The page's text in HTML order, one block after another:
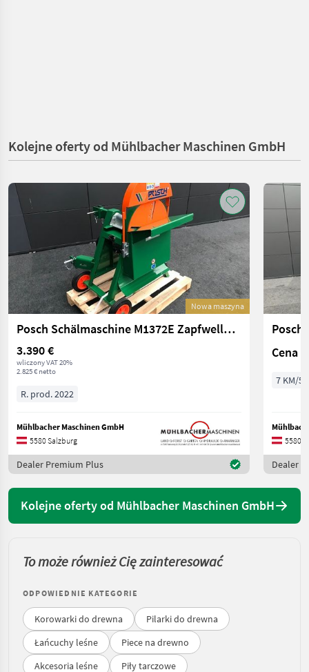
Kolejne oferty od Mühlbacher Maschinen GmbH
Nowa maszyna
Posch Schälmaschine M1372E Zapfwellenantrieb
3.390 €
wliczony VAT 20%
2.825 € netto
R. prod. 2022
Mühlbacher Maschinen GmbH
5580 Salzburg
Dealer Premium Plus
Cena
7 KM/5
5580
Dealer
Kolejne oferty od Mühlbacher Maschinen GmbH
To może również Cię zainteresować
ODPOWIEDNIE KATEGORIE
Korowarki do drewna
Pilarki do drewna
Łańcuchy leśne
Piece na drewno
Akcesoria leśne
Piły tarczowe